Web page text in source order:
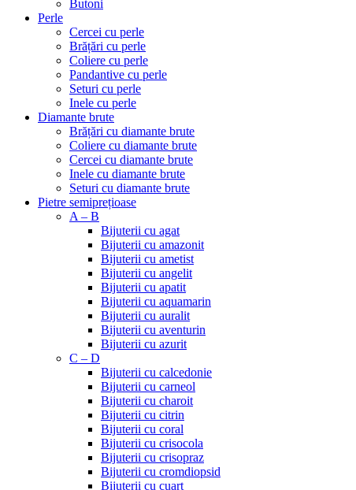
Butoni
Perle
Cercei cu perle
Brățări cu perle
Coliere cu perle
Pandantive cu perle
Seturi cu perle
Inele cu perle
Diamante brute
Brățări cu diamante brute
Coliere cu diamante brute
Cercei cu diamante brute
Inele cu diamante brute
Seturi cu diamante brute
Pietre semiprețioase
A – B
Bijuterii cu agat
Bijuterii cu amazonit
Bijuterii cu ametist
Bijuterii cu angelit
Bijuterii cu apatit
Bijuterii cu aquamarin
Bijuterii cu auralit
Bijuterii cu aventurin
Bijuterii cu azurit
C – D
Bijuterii cu calcedonie
Bijuterii cu carneol
Bijuterii cu charoit
Bijuterii cu citrin
Bijuterii cu coral
Bijuterii cu crisocola
Bijuterii cu crisopraz
Bijuterii cu cromdiopsid
Bijuterii cu cuart